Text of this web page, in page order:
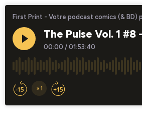
First Print - Votre podcast comics (& BD)
The Pulse Vol. 1
00:00 / 01:53:40
×1